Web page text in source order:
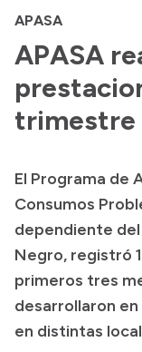
Referentes de
Archivo de
Transparencia
Boletín Oficial
Compras y
Consulta de
Consulta de
Convocatorias
Intranet
APASA
APASA
trimestre
El Programa de
Consumos
dependiente del
Negro, registró
primeros tres
desarrollaron
en distintas